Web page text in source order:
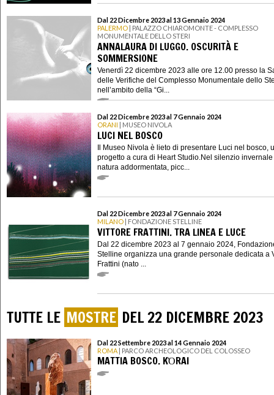
Dal 22 Dicembre 2023 al 13 Gennaio 2024
PALERMO | PALAZZO CHIAROMONTE - COMPLESSO
MONUMENTALE DELLO STERI
ANNALAURA DI LUGGO. OSCURITÀ E
SOMMERSIONE
Venerdì 22 dicembre 2023 alle ore 12.00 presso la
delle Verifiche del Complesso Monumentale dello
nell’ambito della “Gi...
Dal 22 Dicembre 2023 al 7 Gennaio 2024
ORANI | MUSEO NIVOLA
LUCI NEL BOSCO
Il Museo Nivola è lieto di presentare Luci nel bosco,
progetto a cura di Heart Studio.Nel silenzio
natura addormentata, picc...
Dal 22 Dicembre 2023 al 7 Gennaio 2024
MILANO | FONDAZIONE STELLINE
VITTORE FRATTINI. TRA LINEA E LUCE
Dal 22 dicembre 2023 al 7 gennaio 2024,
Stelline organizza una grande personale dedicata a
Frattini (nato ...
TUTTE LE MOSTRE DEL 22 DICEMBRE 2023
Dal 22 Settembre 2023 al 14 Gennaio 2024
ROMA | PARCO ARCHEOLOGICO DEL COLOSSEO
MATTIA BOSCO. KΌRAI